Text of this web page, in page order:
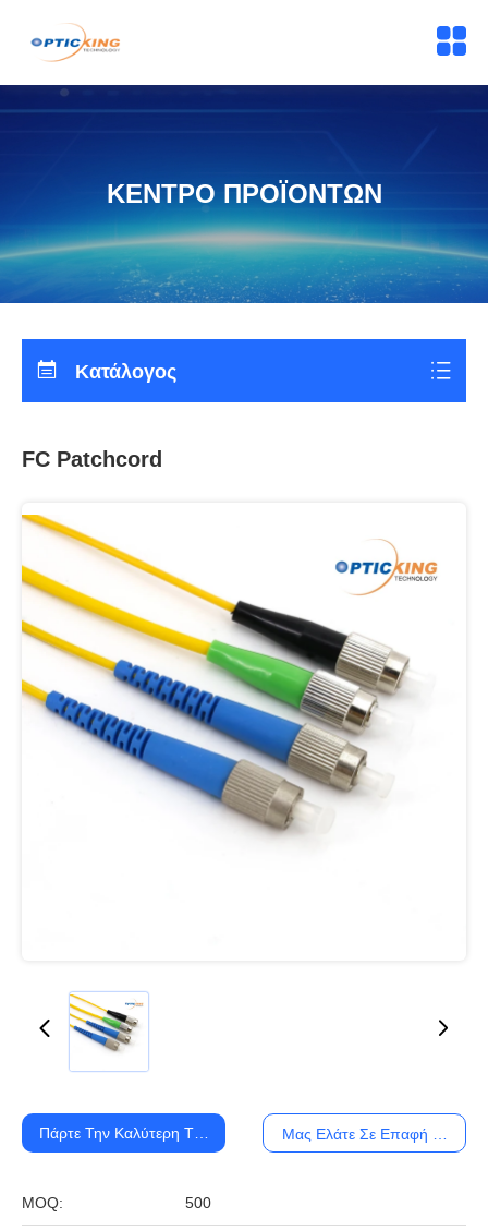
ΚΕΝΤΡΟ ΠΡΟΪΟΝΤΩΝ
Κατάλογος
FC Patchcord
MOQ: 500
Πάρτε Την Καλύτερη Τιμή Μας Ελάτε Σε Επαφή Με